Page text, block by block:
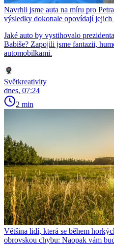
Navrhli jsme auta na míru pro
výsledky dokonale opovídají jejich
Jaké auto by vystihovalo
Babiše? Zapojili jsme fantazii,
automobilkami.
Světkreativity
dnes, 07:24
2 min
Většina lidí, která se během
obrovskou chybu: Naopak vám